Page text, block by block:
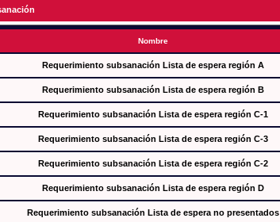
Nombre
Requerimiento subsanación Lista de espera región A
Requerimiento subsanación Lista de espera región B
Requerimiento subsanación Lista de espera región C-1
Requerimiento subsanación Lista de espera región C-3
Requerimiento subsanación Lista de espera región C-2
Requerimiento subsanación Lista de espera región D
Requerimiento subsanación Lista de espera no presentados